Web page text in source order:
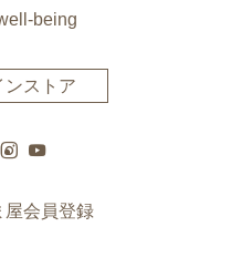
ンストア